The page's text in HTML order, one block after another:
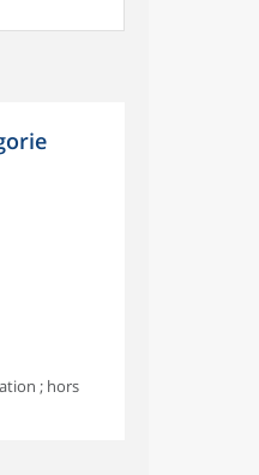
; hors